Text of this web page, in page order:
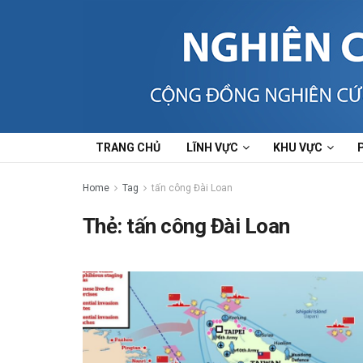
TRANG CHỦ LĨNH VỰC KHU VỰC
Home Tag tấn công Đài Loan
Thẻ: tấn công Đài Loan